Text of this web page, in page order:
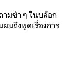
ามขำ ๆ ในบล๊อก
มถึงพูดเรื่องการ